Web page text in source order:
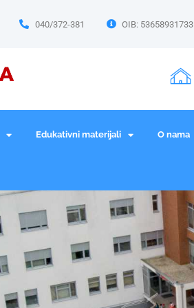
040/372-381 OIB: 53658931733
Edukativni materijali O nama